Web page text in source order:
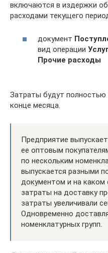
включаются в издержки
расходами текущего
документ
вид операции
Прочие расходы
Затраты будут полностью
конце месяца.
Предприятие
ее оптовым
по нескольким
выпускается разными
документом и на каком
затраты на доставку
затраты увеличивали
Одновременно
номенклатурных групп.